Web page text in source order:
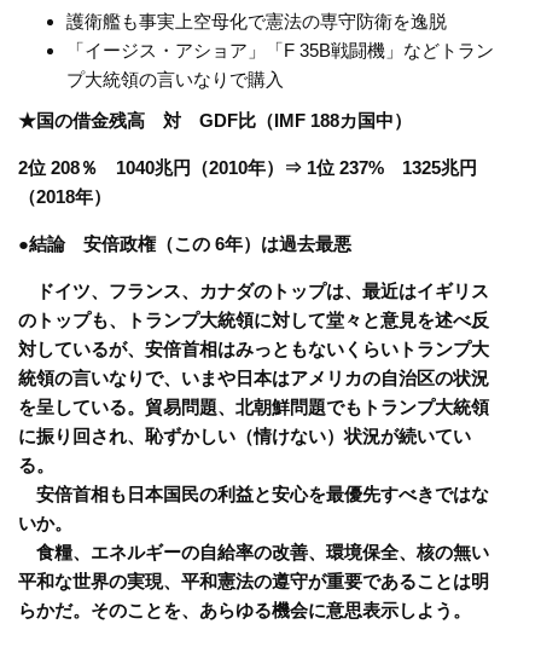
護衛艦も事実上空母化で憲法の専守防衛を逸脱
「イージス・アショア」「F 35B戦闘機」などトラン
プ大統領の言いなりで購入
★国の借金残高 対 GDF比（IMF 188カ国中）
2位 208％ 1040兆円（2010年）⇒ 1位 237% 1325兆円
（2018年）
●結論 安倍政権（この 6年）は過去最悪
ドイツ、フランス、カナダのトップは、最近はイギリス
のトップも、トランプ大統領に対して堂々と意見を述べ反
対しているが、安倍首相はみっともないくらいトランプ大
統領の言いなりで、いまや日本はアメリカの自治区の状況
を呈している。貿易問題、北朝鮮問題でもトランプ大統領
に振り回され、恥ずかしい（情けない）状況が続いてい
る。
安倍首相も日本国民の利益と安心を最優先すべきではな
いか。
食糧、エネルギーの自給率の改善、環境保全、核の無い
平和な世界の実現、平和憲法の遵守が重要であることは明
らかだ。そのことを、あらゆる機会に意思表示しよう。